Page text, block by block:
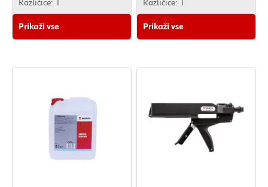
Različice: 1
Prikaži vse
Različice: 1
Prikaži vse